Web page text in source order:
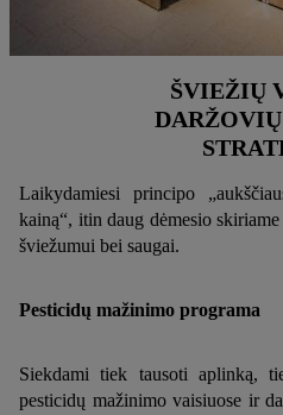
ŠVIEŽIŲ
Laikydamiesi principo
kainą“, itin daug dėmesio
šviežumui bei saugai.
Pesticidų mažinimo programa
Siekdami tiek tausoti aplinką,
pesticidų mažinimo vaisiuose ir